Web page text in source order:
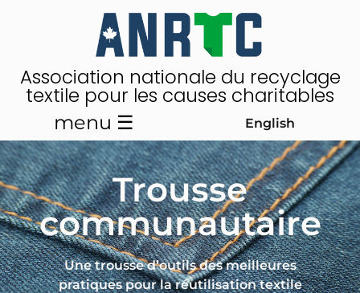
Association nationale du recyclage
textile pour les causes charitables
menu ☰ English
Trousse
communautaire
Une trousse d’outils des meilleures
pratiques pour la réutilisation textile